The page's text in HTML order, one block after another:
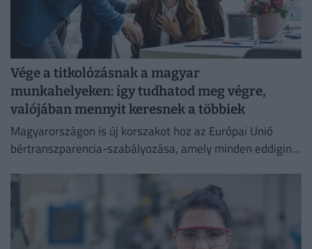
Vége a titkolózásnak a magyar
munkahelyeken: így tudhatod meg végre,
valójában mennyit keresnek a többiek
Magyarországon is új korszakot hoz az Európai Unió
bértranszparencia-szabályozása, amely minden eddiginél